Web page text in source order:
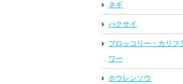
ネギ
ハクサイ
ブロッコリー・カリフ
ワー
ホウレンソウ